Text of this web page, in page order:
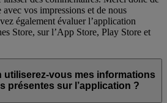
vos impressions et de nous
également évaluer l’application
Store, sur l’App Store, Play Store et
utiliserez-vous mes informations
présentes sur l’application ?